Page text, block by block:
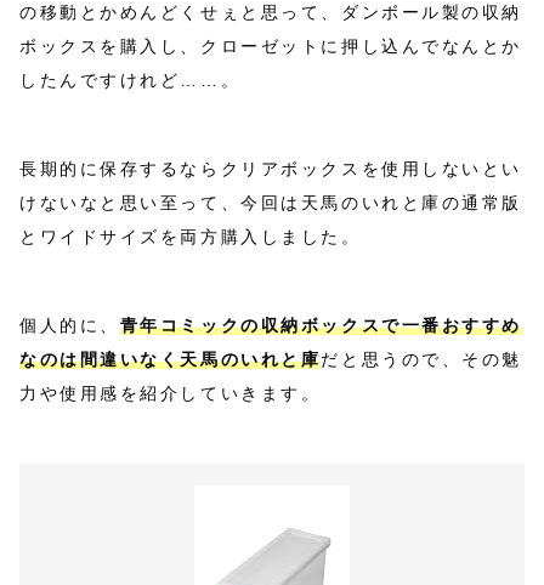
の移動とかめんどくせぇと思って、ダンボール製の収納
ボックスを購入し、クローゼットに押し込んでなんとか
したんですけれど……。
長期的に保存するならクリアボックスを使用しないとい
けないなと思い至って、今回は天馬のいれと庫の通常版
とワイドサイズを両方購入しました。
個人的に、 青年コミックの収納ボックスで一番おすすめ
なのは間違いなく天馬のいれと庫だと思うので、その魅
力や使用感を紹介していきます。